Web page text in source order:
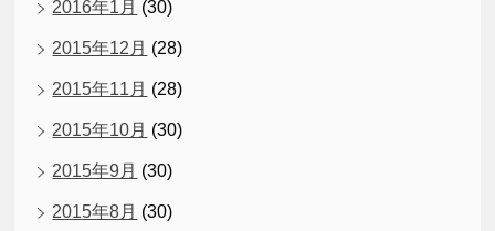
2016年1月 (30)
2015年12月 (28)
2015年11月 (28)
2015年10月 (30)
2015年9月 (30)
2015年8月 (30)